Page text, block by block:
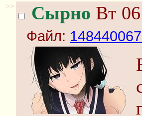
>> Сырно Вт
Файл: